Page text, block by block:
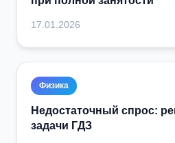
17.01.2026
Физика
Недостаточный спрос:
задачи ГДЗ